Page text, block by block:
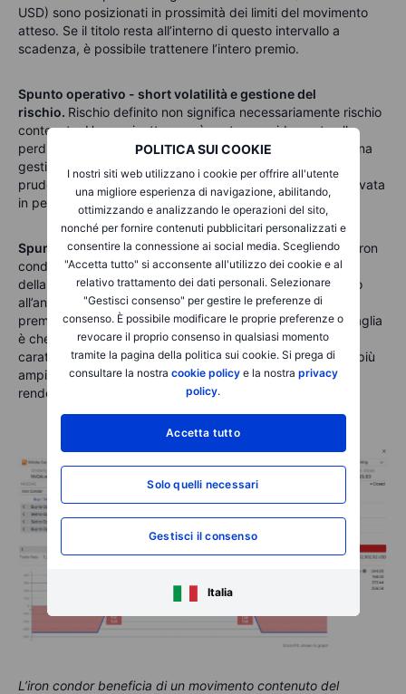
POLITICA SUI COOKIE
I nostri siti web utilizzano i cookie per offrire all'utente
una migliore esperienza di navigazione, abilitando,
ottimizzando e analizzando le operazioni del sito,
nonché per fornire contenuti pubblicitari personalizzati e
consentire la connessione ai social media. Scegliendo
"Accetta tutto" si acconsente all'utilizzo dei cookie e al
relativo trattamento dei dati personali. Selezionare
"Gestisci consenso" per gestire le preferenze di
consenso. È possibile modificare le proprie preferenze o
revocare il proprio consenso in qualsiasi momento
tramite la pagina della politica sui cookie. Si prega di
consultare la nostra cookie policye la nostra privacy
policy.
Accetta tutto
Solo quelli necessari
Gestisci il consenso
Italia
USD) sono posizionati in prossimità dei limiti del movimento
atteso. Se il titolo resta all’interno di questo intervallo a
scadenza, è possibile trattenere l’intero premio.
Spunto operativo - short volatilità e gestione del
rischio. Rischio definito non significa necessariamente rischio
contenuto. Un gap inatteso può portare rapidamente alla
perdita massima. Per questo motivo, sono fondamentali una
gestione attiva della posizione e un dimensionamento
prudente, soprattutto in presenza di volatilità implicita elevata
in periodo di utili.
Spunto operativo - Alcuni operatori preferiscono aprire l’iron
condor dopo la pubblicazione dei risultati, nelle prime fasi
della seduta successiva, per ridurre il rischio di gap legato
all’annuncio, cercando comunque di catturare parte del
premio residuo di volatilità implicita. Il rovescio della medaglia
è che i primi minuti di contrattazione sono spesso
caratterizzati da elevata volatilità, spread denaro-lettera più
ampi e prezzi in rapido movimento, elementi che possono
rendere meno efficiente l’ingresso.
L’iron condor beneficia di un movimento contenuto del